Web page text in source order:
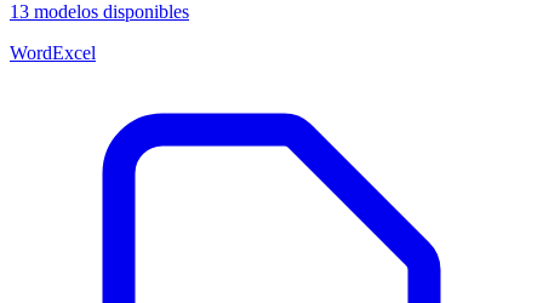
13 modelos disponibles
WordExcel